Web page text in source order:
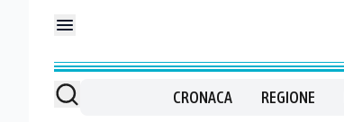
CRONACA REGIONE